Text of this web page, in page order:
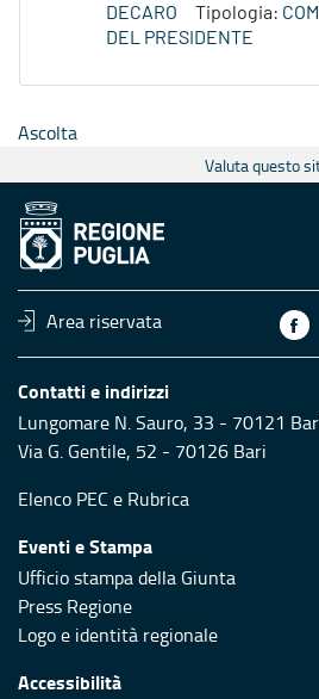
DECARO
Tipologia:
DEL PRESIDENTE
Ascolta
Valuta questo
Area riservata
Contatti e indirizzi
Lungomare N. Sauro, 33 - 70121
Via G. Gentile, 52 - 70126 Bari
Elenco PEC e Rubrica
Eventi e Stampa
Ufficio stampa della Giunta
Press Regione
Logo e identità regionale
Accessibilità